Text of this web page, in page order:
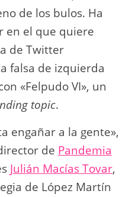
de los bulos. Ha
en el que quiere
de Twitter
falsa de izquierda
«Felpudo VI», un
topic.
engañar a la gente»,
de Pandemia
Julián Macías Tovar,
de López Martín